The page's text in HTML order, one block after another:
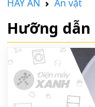
HAY ĂN Ăn vặt
Hưỡng dẫn